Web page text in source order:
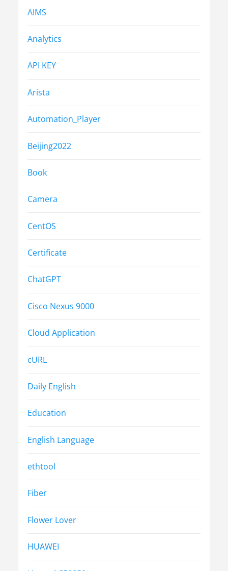
AIMS
Analytics
API KEY
Arista
Automation_Player
Beijing2022
Book
Camera
CentOS
Certificate
ChatGPT
Cisco Nexus 9000
Cloud Application
cURL
Daily English
Education
English Language
ethtool
Fiber
Flower Lover
HUAWEI